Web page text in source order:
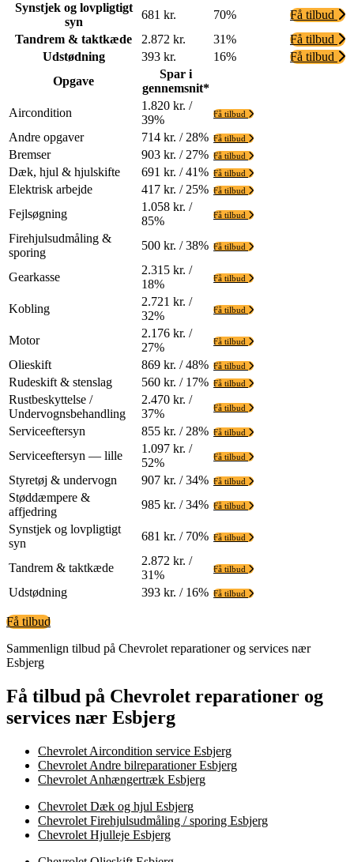
Synstjek og lovpligtigt
syn
681 kr. 70%
Få tilbud
Tandrem & taktkæde
2.872 kr. 31%
Få tilbud
Udstødning
393 kr. 16%
Få tilbud
Opgave
Spar i
gennemsnit*
Aircondition
1.820 kr. /
39%
Få tilbud
Andre opgaver 714 kr. / 28% Få tilbud
Bremser 903 kr. / 27% Få tilbud
Dæk, hjul & hjulskifte 691 kr. / 41% Få tilbud
Elektrisk arbejde 417 kr. / 25% Få tilbud
Fejlsøgning
1.058 kr. /
85%
Få tilbud
Firehjulsudmåling &
sporing
500 kr. / 38% Få tilbud
Gearkasse
2.315 kr. /
18%
Få tilbud
Kobling
2.721 kr. /
32%
Få tilbud
Motor
2.176 kr. /
27%
Få tilbud
Olieskift 869 kr. / 48% Få tilbud
Rudeskift & stenslag 560 kr. / 17% Få tilbud
Rustbeskyttelse /
Undervognsbehandling
2.470 kr. /
37%
Få tilbud
Serviceeftersyn 855 kr. / 28% Få tilbud
Serviceeftersyn — lille
1.097 kr. /
52%
Få tilbud
Styretøj & undervogn 907 kr. / 34% Få tilbud
Støddæmpere &
affjedring
985 kr. / 34% Få tilbud
Synstjek og lovpligtigt
syn
681 kr. / 70% Få tilbud
Tandrem & taktkæde
2.872 kr. /
31%
Få tilbud
Udstødning 393 kr. / 16% Få tilbud
Få tilbud
Sammenlign tilbud på Chevrolet reparationer og services nær
Esbjerg
Få tilbud på Chevrolet reparationer og
services nær Esbjerg
Chevrolet Aircondition service Esbjerg
Chevrolet Andre bilreparationer Esbjerg
Chevrolet Anhængertræk Esbjerg
Chevrolet Dæk og hjul Esbjerg
Chevrolet Firehjulsudmåling / sporing Esbjerg
Chevrolet Hjulleje Esbjerg